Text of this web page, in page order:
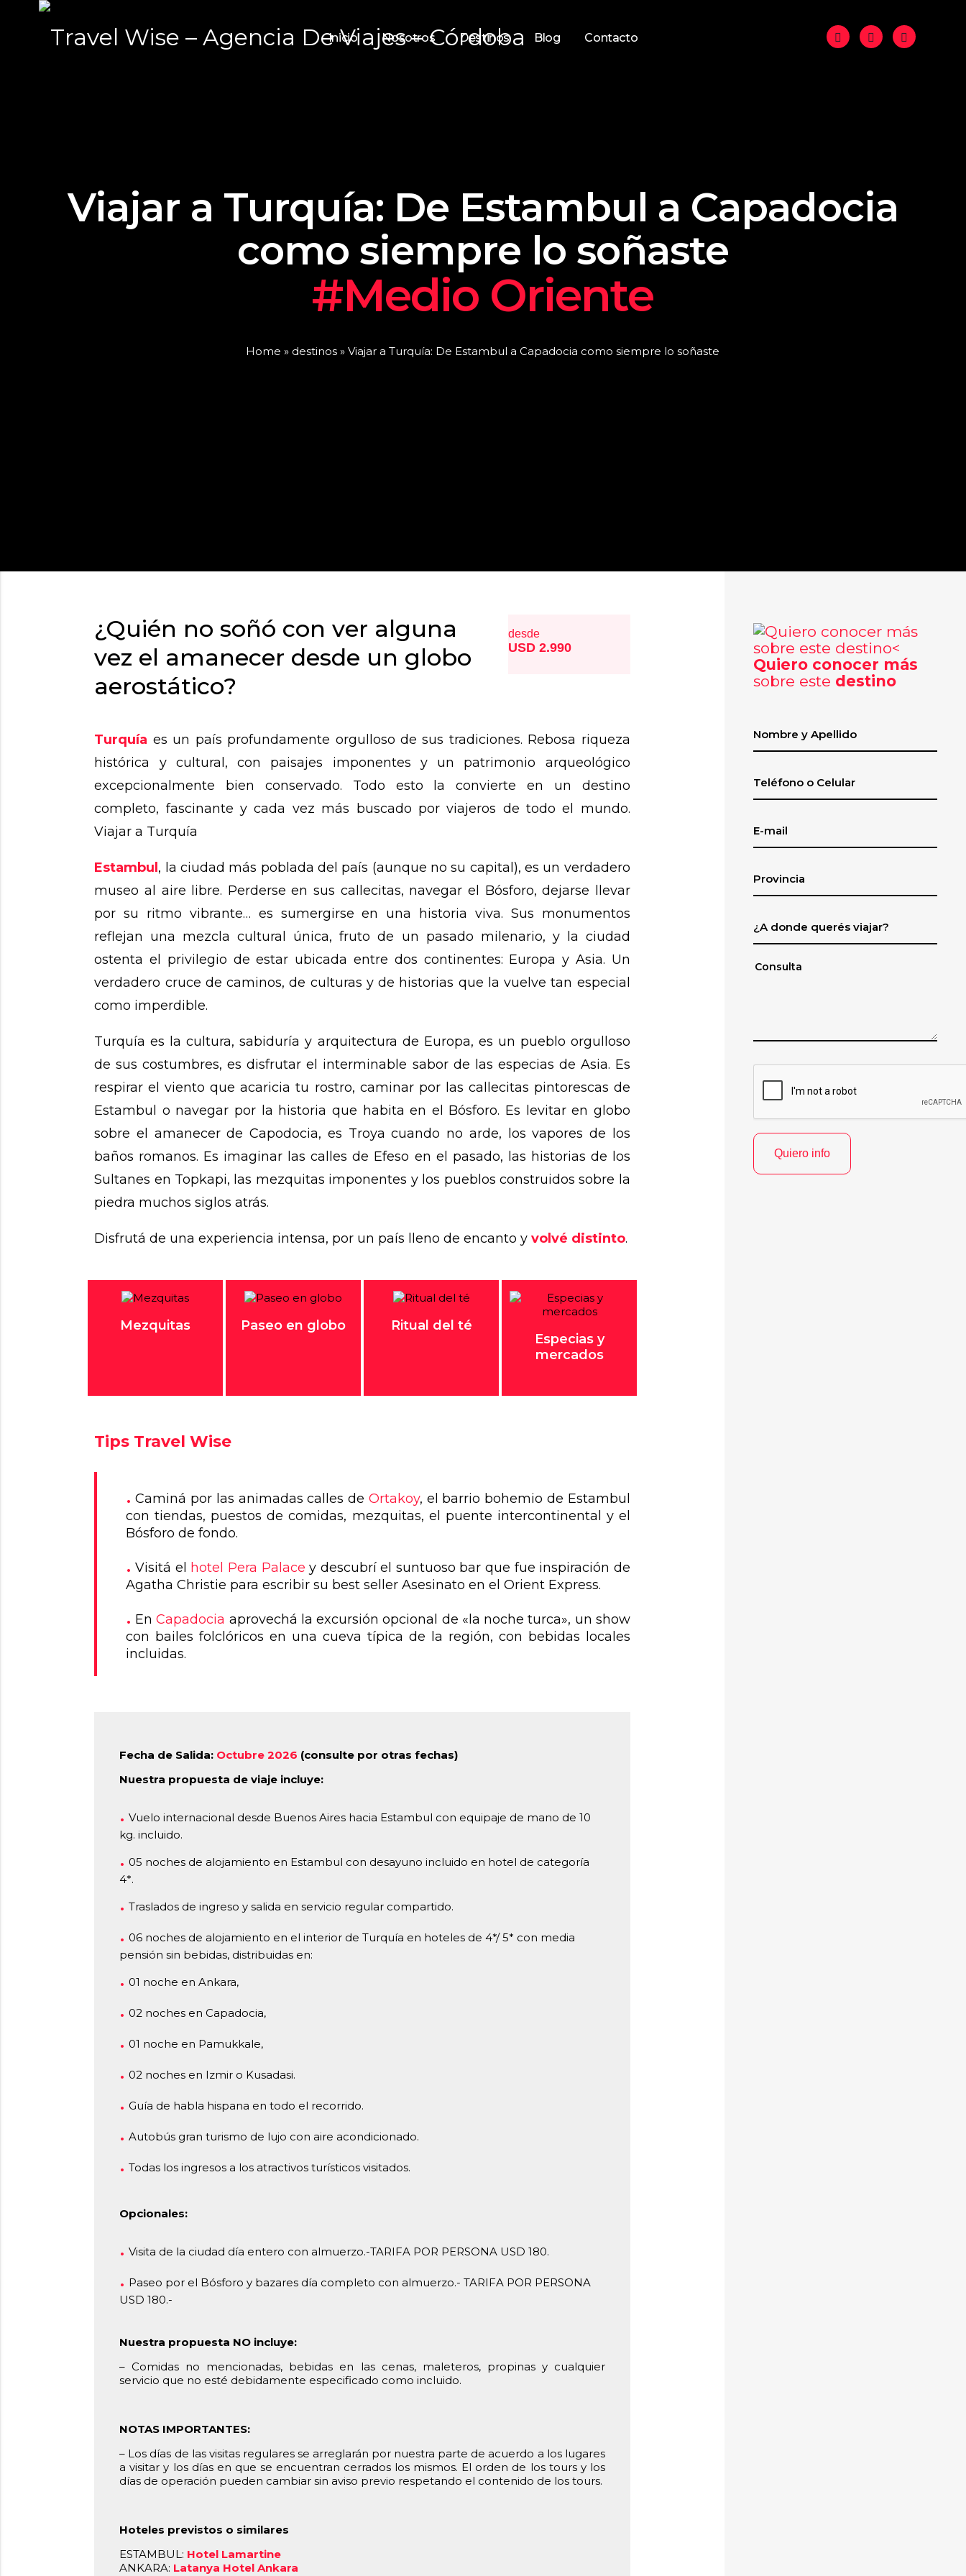
Inicio Nosotros Destinos Blog Contacto
Viajar a Turquía: De Estambul a Capadocia
como siempre lo soñaste
#Medio Oriente
Home » destinos »Viajar a Turquía: De Estambul a Capadocia como siempre lo soñaste
Quiero conocer más
sobre este destino
¿Quién no soñó con ver alguna
vez el amanecer desde un globo
aerostático?
desde
USD 2.990
Turquía es un país profundamente orgulloso de sus tradiciones. Rebosa riqueza
histórica y cultural, con paisajes imponentes y un patrimonio arqueológico
excepcionalmente bien conservado. Todo esto la convierte en un destino
completo, fascinante y cada vez más buscado por viajeros de todo el mundo.
Viajar a Turquía
Estambul , la ciudad más poblada del país (aunque no su capital), es un verdadero
museo al aire libre. Perderse en sus callecitas, navegar el Bósforo, dejarse llevar
por su ritmo vibrante… es sumergirse en una historia viva. Sus monumentos
reflejan una mezcla cultural única, fruto de un pasado milenario, y la ciudad
ostenta el privilegio de estar ubicada entre dos continentes: Europa y Asia. Un
verdadero cruce de caminos, de culturas y de historias que la vuelve tan especial
como imperdible.
Turquía es la cultura, sabiduría y arquitectura de Europa, es un pueblo orgulloso
de sus costumbres, es disfrutar el interminable sabor de las especias de Asia. Es
respirar el viento que acaricia tu rostro, caminar por las callecitas pintorescas de
Estambul o navegar por la historia que habita en el Bósforo. Es levitar en globo
sobre el amanecer de Capodocia, es Troya cuando no arde, los vapores de los
baños romanos. Es imaginar las calles de Efeso en el pasado, las historias de los
Sultanes en Topkapi, las mezquitas imponentes y los pueblos construidos sobre la
piedra muchos siglos atrás.
Disfrutá de una experiencia intensa, por un país lleno de encanto yvolvé distinto.
Mezquitas Paseo en globo
Ritual del té
Especias y
mercados
Tips Travel Wise
Caminá por las animadas calles de Ortakoy, el barrio bohemio de Estambul
con tiendas, puestos de comidas, mezquitas, el puente intercontinental y el
Bósforo de fondo.
Visitá el hotel Pera Palace y descubrí el suntuoso bar que fue inspiración de
Agatha Christie para escribir su best seller Asesinato en el Orient Express.
EnCapadocia aprovechá la excursión opcional de «la noche turca», un show
con bailes folclóricos en una cueva típica de la región, con bebidas locales
incluidas.
Fecha de Salida: Octubre 2026 (consulte por otras fechas)
Nuestra propuesta de viaje incluye:
Vuelo internacional desde Buenos Aires hacia Estambul con equipaje de mano de 10
kg. incluido.
05 noches de alojamiento en Estambul con desayuno incluido en hotel de categoría
4*.
Traslados de ingreso y salida en servicio regular compartido.
06 noches de alojamiento en el interior de Turquía en hoteles de 4*/ 5* con media
pensión sin bebidas, distribuidas en:
01 noche en Ankara,
02 noches en Capadocia,
01 noche en Pamukkale,
02 noches en Izmir o Kusadasi.
Guía de habla hispana en todo el recorrido.
Autobús gran turismo de lujo con aire acondicionado.
Todas los ingresos a los atractivos turísticos visitados.
Opcionales:
Visita de la ciudad día entero con almuerzo.-TARIFA POR PERSONA USD 180.
Paseo por el Bósforo y bazares día completo con almuerzo.- TARIFA POR PERSONA
USD 180.-
Nuestra propuesta NO incluye:
– Comidas no mencionadas, bebidas en las cenas, maleteros, propinas y cualquier
servicio que no esté debidamente especificado como incluido.
NOTAS IMPORTANTES:
– Los días de las visitas regulares se arreglarán por nuestra parte de acuerdo a los lugares
a visitar y los días en que se encuentran cerrados los mismos. El orden de los tours y los
días de operación pueden cambiar sin aviso previo respetando el contenido de los tours.
Hoteles previstos o similares
ESTAMBUL: Hotel Lamartine
ANKARA: Latanya Hotel Ankara